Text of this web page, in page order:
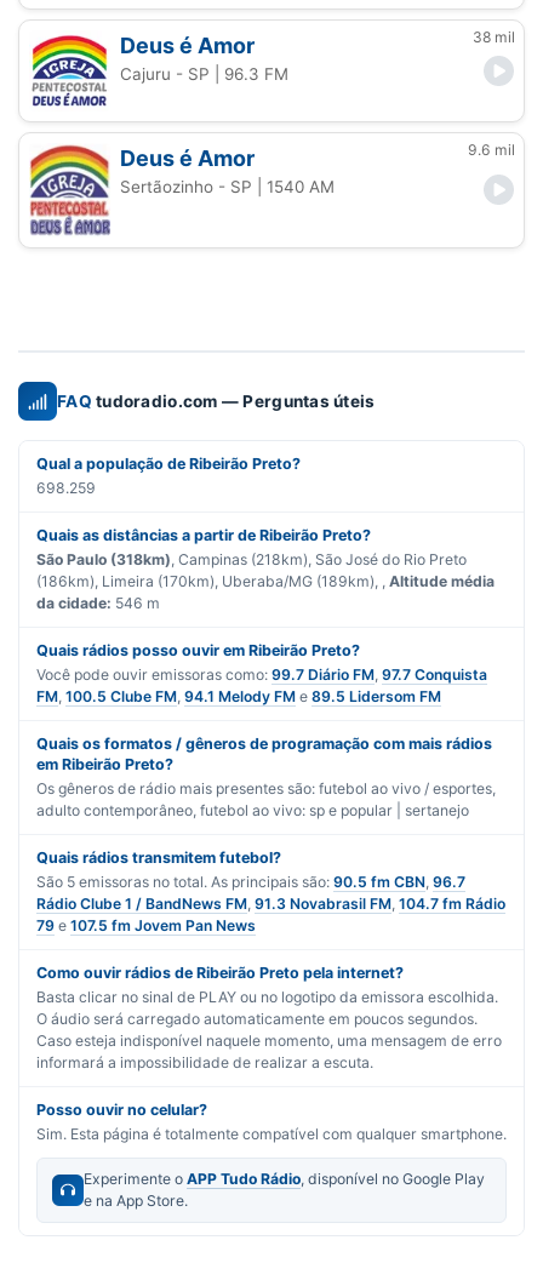
Deus é Amor 38 mil
Cajuru - SP | 96.3 FM
Deus é Amor 9.6 mil
Sertãozinho - SP | 1540 AM
FAQ tudoradio.com — Perguntas úteis
Qual a população de Ribeirão Preto?
698.259
Quais as distâncias a partir de Ribeirão Preto?
São Paulo (318km), Campinas (218km), São José do Rio Preto
(186km), Limeira (170km), Uberaba/MG (189km), , Altitude média
da cidade: 546 m
Quais rádios posso ouvir em Ribeirão Preto?
Você pode ouvir emissoras como: 99.7 Diário FM, 97.7 Conquista
FM, 100.5 Clube FM, 94.1 Melody FM e 89.5 Lidersom FM
Quais os formatos / gêneros de programação com mais rádios
em Ribeirão Preto?
Os gêneros de rádio mais presentes são: futebol ao vivo / esportes,
adulto contemporâneo, futebol ao vivo: sp e popular | sertanejo
Quais rádios transmitem futebol?
São 5 emissoras no total. As principais são: 90.5 fm CBN, 96.7
Rádio Clube 1 / BandNews FM, 91.3 Novabrasil FM, 104.7 fm Rádio
79 e 107.5 fm Jovem Pan News
Como ouvir rádios de Ribeirão Preto pela internet?
Basta clicar no sinal de PLAY ou no logotipo da emissora escolhida.
O áudio será carregado automaticamente em poucos segundos.
Caso esteja indisponível naquele momento, uma mensagem de erro
informará a impossibilidade de realizar a escuta.
Posso ouvir no celular?
Sim. Esta página é totalmente compatível com qualquer smartphone.
Experimente o APP Tudo Rádio, disponível no Google Play
e na App Store.